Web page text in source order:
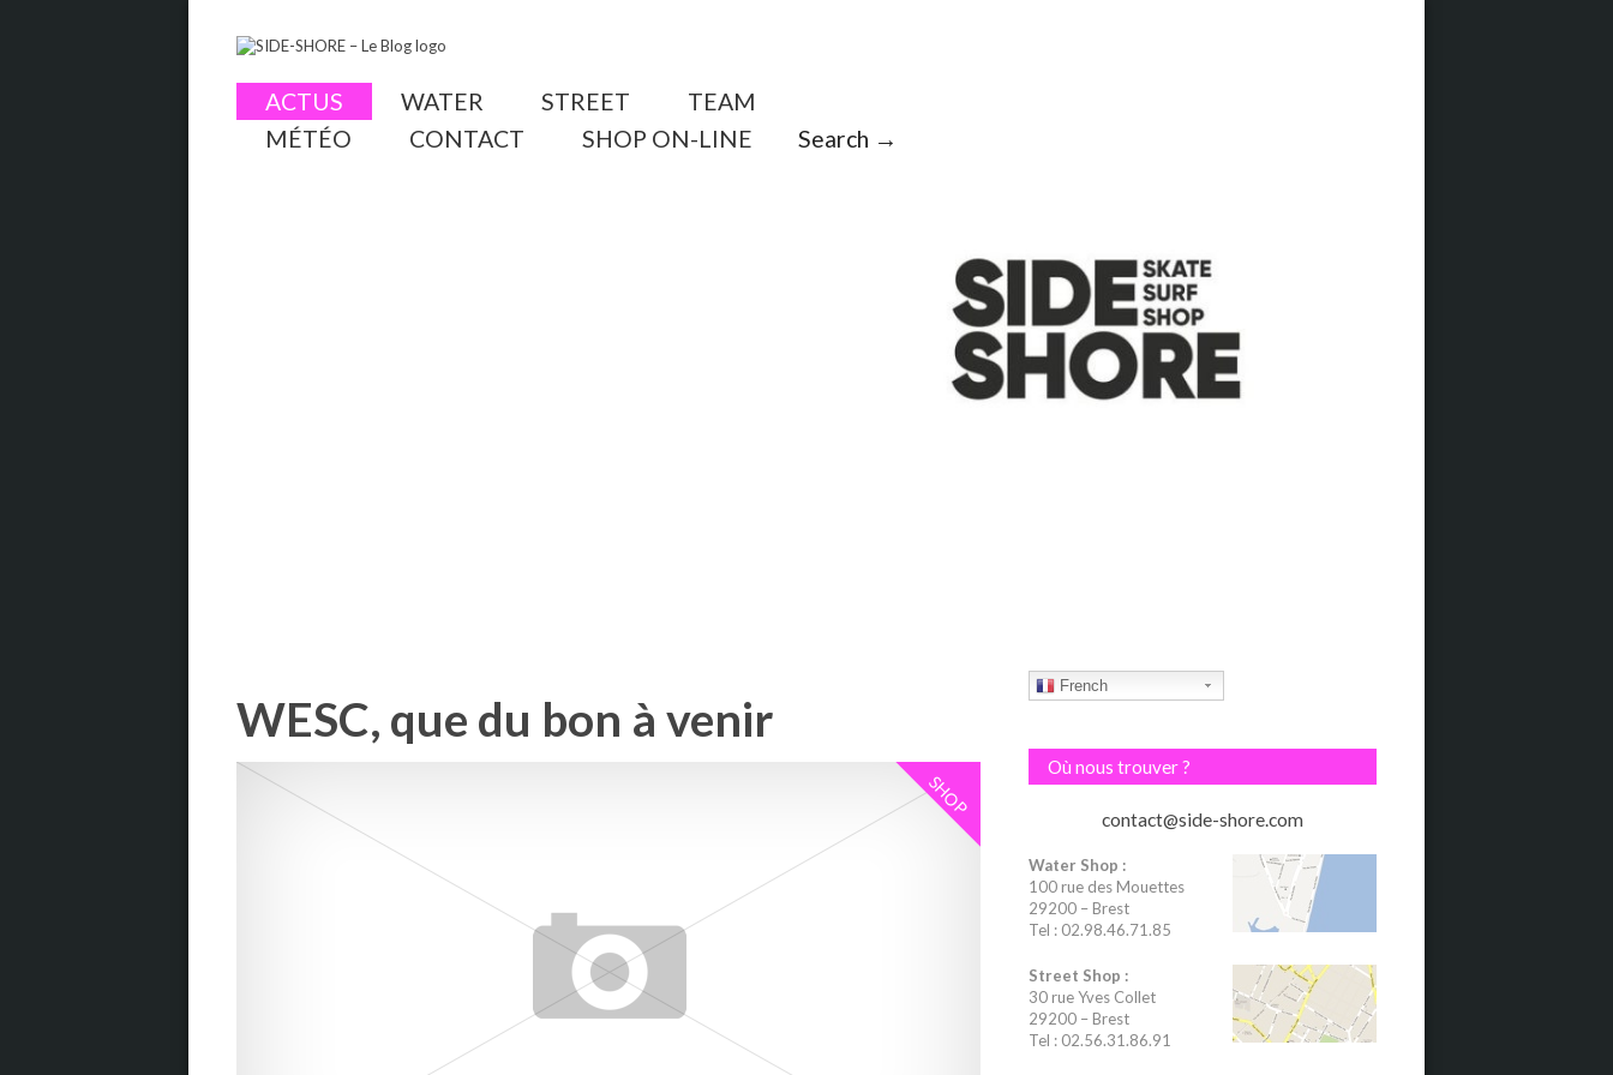
ACTUS WATER STREET
TEAM
MÉTÉO
CONTACT SHOP ON-LINE Search →
WESC, que du bon à venir
SHOP
French
Où nous trouver ?
contact@side-shore.com
Water Shop :
100 rue des Mouettes
29200 – Brest
Tel : 02.98.46.71.85
Street Shop :
30 rue Yves Collet
29200 – Brest
Tel : 02.56.31.86.91